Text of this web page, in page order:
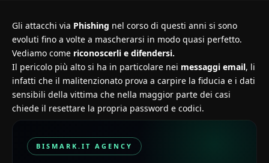
Gli attacchi via Phishing nel corso di questi anni si sono
evoluti fino a volte a mascherarsi in modo quasi perfetto.
Vediamo come riconoscerli e difendersi.
Il pericolo più alto si ha in particolare nei messaggi email, li
infatti che il malitenzionato prova a carpire la fiducia e i dati
sensibili della vittima che nella maggior parte dei casi
chiede il resettare la propria password e codici.
BISMARK.IT AGENCY